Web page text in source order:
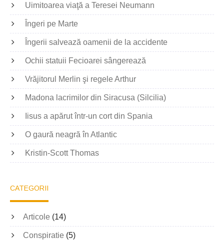
Uimitoarea viaţă a Teresei Neumann
Îngeri pe Marte
Îngerii salvează oamenii de la accidente
Ochii statuii Fecioarei sângerează
Vrăjitorul Merlin şi regele Arthur
Madona lacrimilor din Siracusa (Silcilia)
Iisus a apărut într-un cort din Spania
O gaură neagră în Atlantic
Kristin-Scott Thomas
CATEGORII
Articole (14)
Conspiratie (5)